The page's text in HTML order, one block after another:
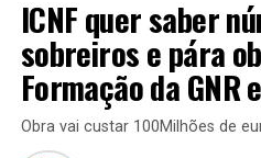
ICNF quer saber
sobreiros e pára
Formação da
Obra vai custar 100Milhões de